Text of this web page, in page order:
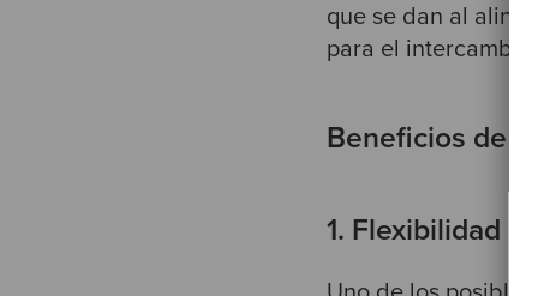
que se dan al
para el
Beneficios de
1. Flexibilidad